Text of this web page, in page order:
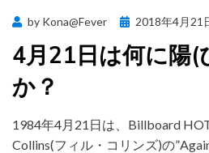
by Kona@Fever
Posted
2018年4月21
4月21日は何に陽(
か？
1984年4月21日は、Billboard
Collins(フィル・コリンズ)の